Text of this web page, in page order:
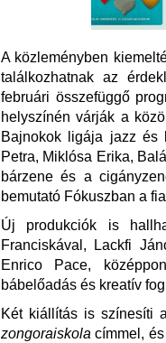
A közleményben
találkozhatnak az
februári összefüggő
helyszínén várják a
Bajnokok ligája jazz és
Petra, Miklósa Erika,
bárzene és a
bemutató Fókuszban a
Új produkciók is
Franciskával, Lackfi
Enrico Pace,
bábelőadás és kreatív
Két kiállítás is színesíti
zongoraiskolacímmel,